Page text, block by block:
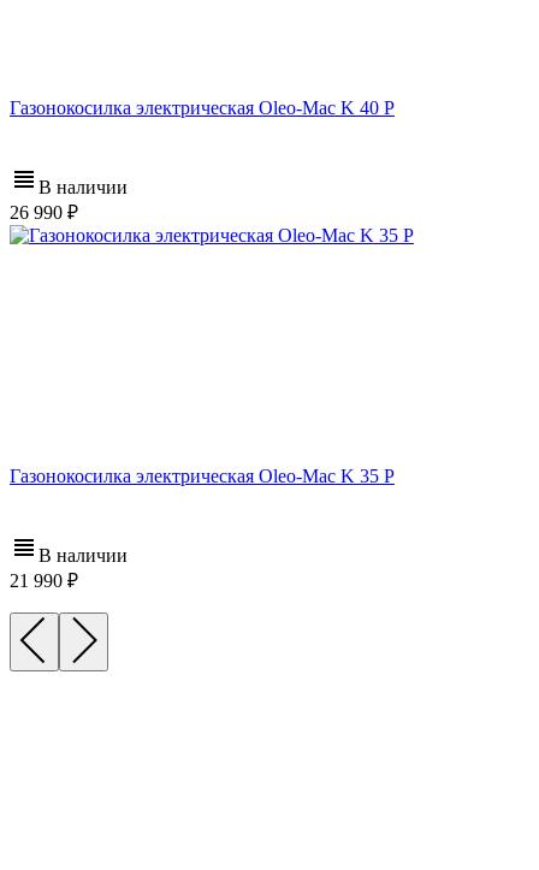
Газонокосилка электрическая Oleo-Mac K 40 P
В наличии
26 990
Газонокосилка электрическая Oleo-Mac K 35 P
В наличии
21 990